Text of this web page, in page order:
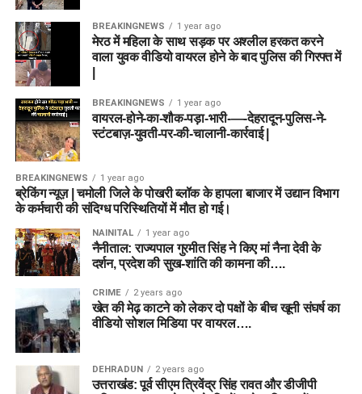
BREAKINGNEWS 1 year ago
मेरठ में महिला के साथ सड़क पर अश्लील हरकत करने
वाला युवक वीडियो वायरल होने के बाद पुलिस की गिरफ्त में
BREAKINGNEWS 1 year ago
वायरल-होने-का-शौक-पड़ा-भारी-—-देहरादून-पुलिस-ने-
स्टंटबाज़-युवती-पर-की-चालानी-कार्रवाई |
BREAKINGNEWS 1 year ago
ब्रेकिंग न्यूज़ | चमोली जिले के पोखरी ब्लॉक के हापला बाजार में उद्यान विभाग
के कर्मचारी की संदिग्ध परिस्थितियों में मौत हो गई।
NAINITAL 1 year ago
नैनीताल: राज्यपाल गुरमीत सिंह ने किए मां नैना देवी के
दर्शन, प्रदेश की सुख-शांति की कामना की….
CRIME 2 years ago
खेत की मेढ़ काटने को लेकर दो पक्षों के बीच खूनी संघर्ष का
वीडियो सोशल मिडिया पर वायरल….
DEHRADUN 2 years ago
उत्तराखंड: पूर्व सीएम त्रिवेंद्र सिंह रावत और डीजीपी